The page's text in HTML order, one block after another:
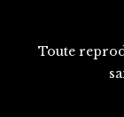
Toute